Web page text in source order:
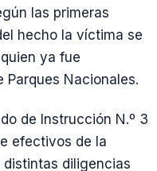
las primeras
hecho la víctima se
ya fue
Nacionales.
de Instrucción N.º 3
efectivos de la
diligencias